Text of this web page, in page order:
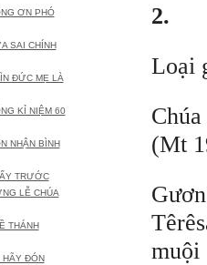
ƠN PHÓ
SAI CHÍNH
ĐỨC MẸ LÀ
KỈ NIỆM 60
NHẬN BÌNH
TRƯỚC
LỄ CHÚA
THÁNH
HÃY ĐÓN
2.
Loại
(Mt
muội